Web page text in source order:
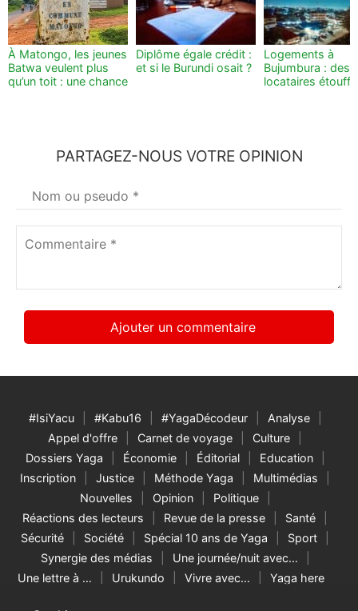
À Matongo, les jeunes
Batwa veulent plus
qu’un toit : une chance
Diplôme égale crédit :
et si le Burundi osait ?
Logements à
Bujumbura : des
locataires
PARTAGEZ-NOUS VOTRE OPINION
Votre
nom*
#IsiYacu #Kabu16 #YagaDécodeur
Analyse
Appel d'offre
Carnet de voyage
Culture
Dossiers Yaga
Économie Éditorial
Education
Inscription
Justice Méthode Yaga
Multimédias
Nouvelles
Opinion
Politique
Réactions des lecteurs
Revue de la presse
Santé
Sécurité
Société Spécial 10 ans de Yaga
Sport
Synergie des médias
Une journée/nuit avec…
Une lettre à …
Urukundo Vivre avec… Yaga here